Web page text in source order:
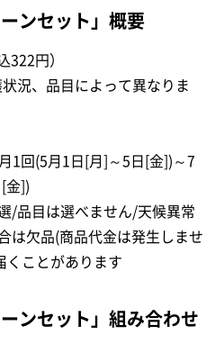
ンセット」概要
322円）
況、品目によって異なりま
1回(5月1日[月]～5日[金])～7
金])
/品目は選べません/天候異常
は欠品(商品代金は発生しませ
くことがあります
ンセット」組み合わせ